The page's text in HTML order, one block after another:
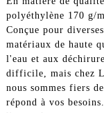
polyéthylène 170 g/
Conçue pour
matériaux de haute
l'eau et aux
difficile, mais chez
nous sommes fiers
répond à vos